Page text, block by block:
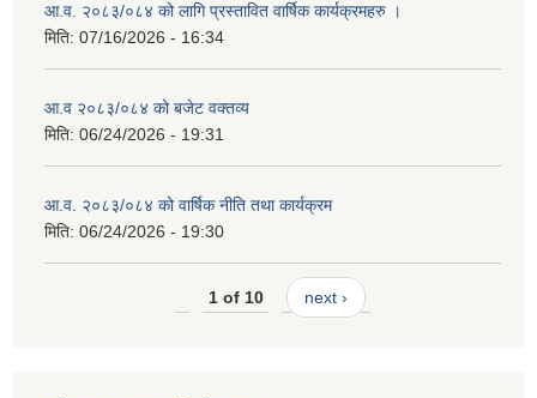
आ.व. २०८३/०८४ को लागि प्रस्तावित वार्षिक कार्यक्रमहरु ।
मिति: 07/16/2026 - 16:34
आ.व २०८३/०८४ को बजेट वक्तव्य
मिति: 06/24/2026 - 19:31
आ.व. २०८३/०८४ को वार्षिक नीति तथा कार्यक्रम
मिति: 06/24/2026 - 19:30
1 of 10 next ›